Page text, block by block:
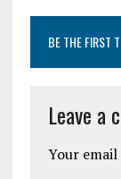
BE THE FIRST
Leave a
Your